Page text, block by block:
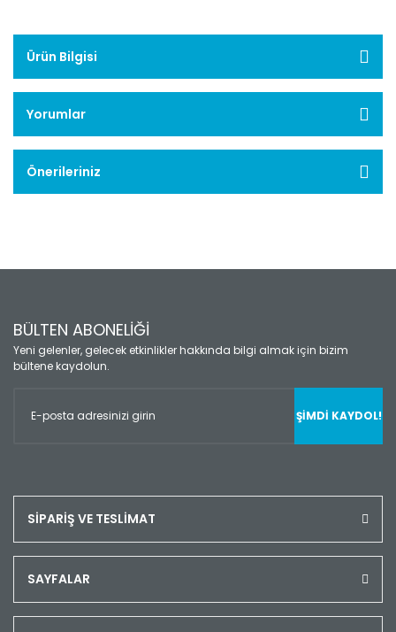
Ürün Bilgisi
Yorumlar
Önerileriniz
BÜLTEN ABONELİĞİ
Yeni gelenler, gelecek etkinlikler hakkında bilgi almak için bizim
bültene kaydolun.
ŞİMDİ KAYDOL!
SİPARİŞ VE TESLİMAT
SAYFALAR